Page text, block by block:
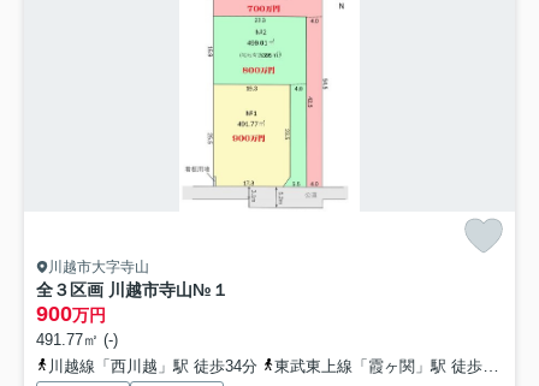
川越市大字寺山
全３区画 川越市寺山№１
900万円
491.77㎡ (-)
川越線「西川越」駅 徒歩34分
東武東上線「霞ヶ関」駅 徒歩38分